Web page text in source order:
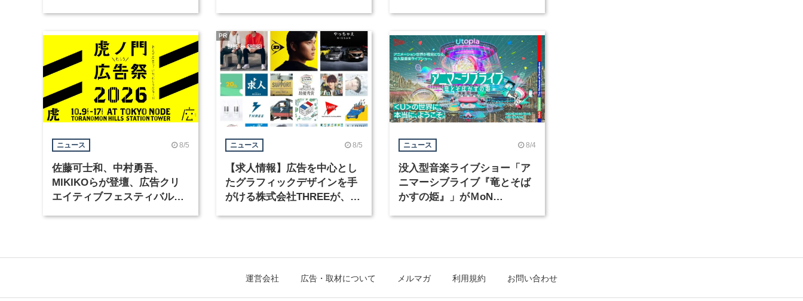
ニュース 8/5
佐藤可士和、中村勇吾、
MIKIKOらが登壇、広告クリ
エイティブフェスティバル
ニュース 8/5
【求人情報】広告を中心とし
たグラフィックデザインを手
がける株式会社THREEが、グ
PR
ニュース 8/4
没入型音楽ライブショー「ア
ニマーシブライブ『竜とそば
かすの姫』」がＭoN
運営会社 広告・取材について メルマガ 利用規約 お問い合わせ